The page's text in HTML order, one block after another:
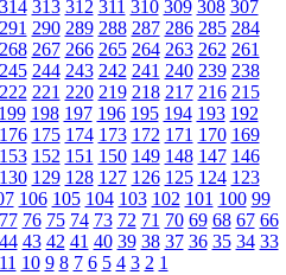
314 313 312 311 310 309 308 307
291 290 289 288 287 286 285 284
268 267 266 265 264 263 262 261
245 244 243 242 241 240 239 238
222 221 220 219 218 217 216 215
199 198 197 196 195 194 193 192
176 175 174 173 172 171 170 169
153 152 151 150 149 148 147 146
130 129 128 127 126 125 124 123
106 105 104 103 102 101 100 99
77 76 75 74 73 72 71 70 69 68 67 66
44 43 42 41 40 39 38 37 36 35 34 33
11 10 9 8 7 6 5 4 3 2 1